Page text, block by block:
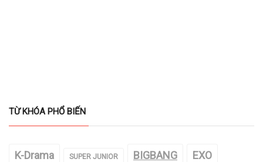
TỪ KHÓA PHỔ BIẾN
K-Drama SUPER JUNIOR BIGBANG EXO